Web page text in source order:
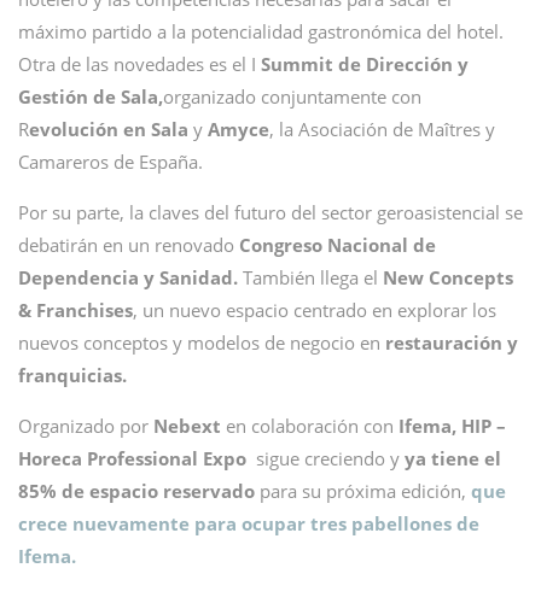
máximo partido a la potencialidad gastronómica del hotel.
Otra de las novedades es el I Summit de Dirección y
Gestión de Sala,organizado conjuntamente con
Revolución en Sala y Amyce, la Asociación de Maîtres y
Camareros de España.
Por su parte, la claves del futuro del sector geroasistencial se
debatirán en un renovado Congreso Nacional de
Dependencia y Sanidad. También llega el New Concepts
& Franchises, un nuevo espacio centrado en explorar los
nuevos conceptos y modelos de negocio en restauración y
franquicias.
Organizado por Nebext en colaboración con Ifema, HIP –
Horeca Professional Expo sigue creciendo y ya tiene el
85% de espacio reservado para su próxima edición, que
crece nuevamente para ocupar tres pabellones de
Ifema.